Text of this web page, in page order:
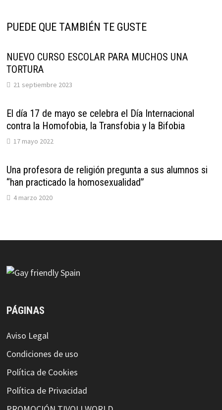
PUEDE QUE TAMBIÉN TE GUSTE
NUEVO CURSO ESCOLAR PARA MUCHOS UNA
TORTURA
21 septiembre 2023
El día 17 de mayo se celebra el Día Internacional
contra la Homofobia, la Transfobia y la Bifobia
17 mayo 2022
Una profesora de religión pregunta a sus alumnos si
“han practicado la homosexualidad”
4 marzo 2020
PÁGINAS
Aviso Legal
Condiciones de uso
Política de Cookies
Política de Privacidad